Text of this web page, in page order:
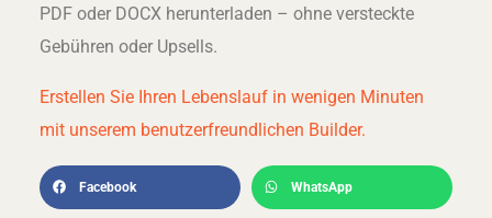
PDF oder DOCX herunterladen – ohne versteckte
Gebühren oder Upsells.
Erstellen Sie Ihren Lebenslauf in wenigen Minuten
mit unserem benutzerfreundlichen Builder.
Facebook WhatsApp